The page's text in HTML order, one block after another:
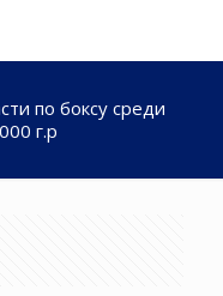
по боксу среди
г.р